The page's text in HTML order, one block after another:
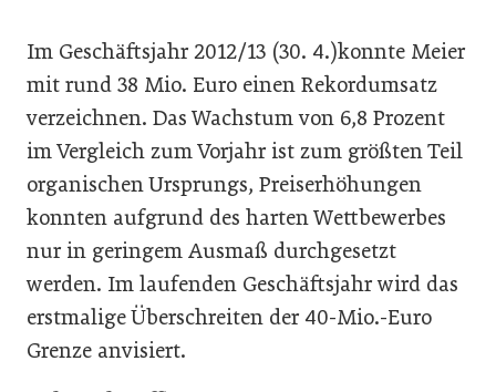
Im Geschäftsjahr 2012/13 (30. 4.)konnte Meier
mit rund 38 Mio. Euro einen Rekordumsatz
verzeichnen. Das Wachstum von 6,8 Prozent
im Vergleich zum Vorjahr ist zum größten Teil
organischen Ursprungs, Preiserhöhungen
konnten aufgrund des harten Wettbewerbes
nur in geringem Ausmaß durchgesetzt
werden. Im laufenden Geschäftsjahr wird das
erstmalige Überschreiten der 40-Mio.-Euro
Grenze anvisiert.